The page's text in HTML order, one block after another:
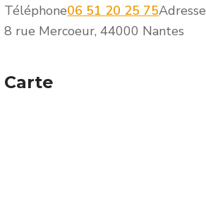
Téléphone06 51 20 25 75Adresse
8 rue Mercoeur, 44000 Nantes
Carte